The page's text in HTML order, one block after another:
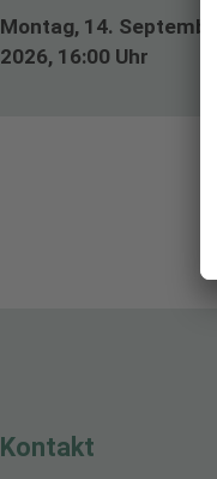
Montag, 14. September
2026, 16:00 Uhr
Kontakt